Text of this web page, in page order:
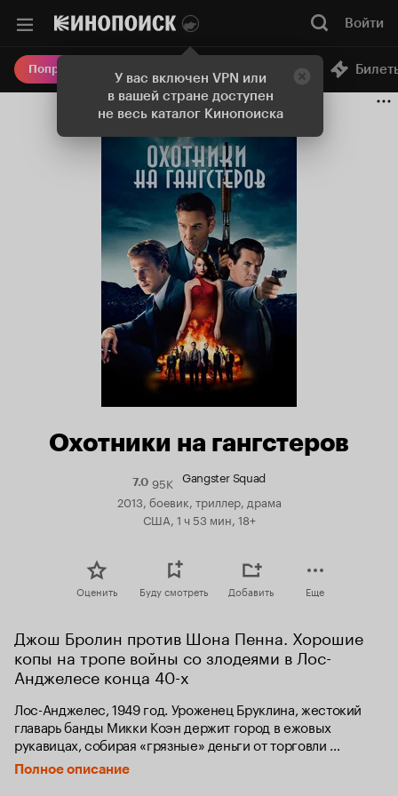
У вас включен VPN или
в вашей стране доступен
не весь каталог Кинопоиска
Войти
Попробовать Плюс Онлайн-кинотеатр
Охотники на гангстеров
7.0Рейтинг
Кинопоиска
7.0
95K Gangster Squad
2013, боевик, триллер, драма
США, 1 ч 53 мин, 18+
Оценить Буду смотреть Добавить Еще
Джош Бролин против Шона Пенна. Хорошие
копы на тропе войны со злодеями в Лос-
Анджелесе конца 40-х
Лос-Анджелес, 1949 год. Уроженец Бруклина, жестокий
главарь банды Микки Коэн держит город в ежовых
рукавицах, собирая «грязные» деньги от торговли
наркотиками, оружием и проституции, и – если все
пойдет, как надо, – к Западу от Чикаго мышь не пискнет
Полное описание